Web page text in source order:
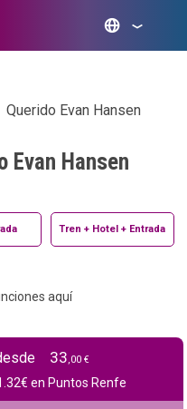
Querido Evan Hansen
Evan Hansen
Tren + Hotel + Entrada
aquí
33 ,00 €
€ en Puntos Renfe